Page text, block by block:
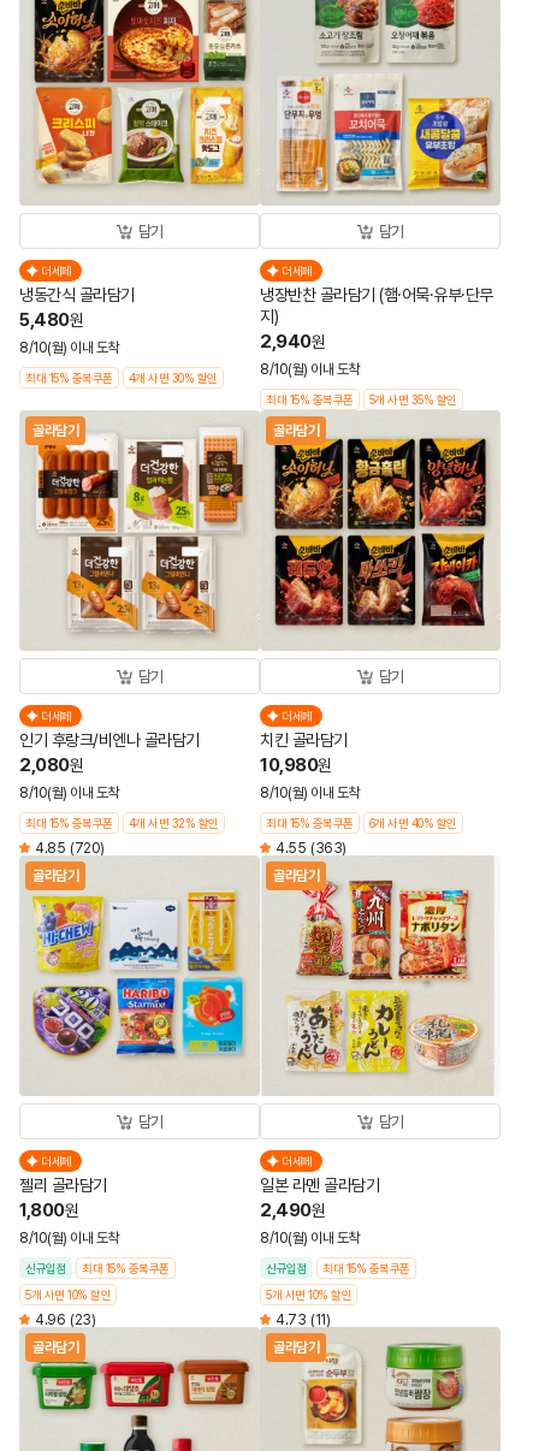
담기
더세페
냉동간식 골라담기
5,480원
8/10(월) 이내 도착
최대 15% 중복쿠폰 4개 사면 30% 할인
담기
더세페
냉장반찬 골라담기 (햄·어묵·유부·단무
지)
2,940원
8/10(월) 이내 도착
최대 15% 중복쿠폰 5개 사면 35% 할인
골라담기
담기
더세페
인기 후랑크/비엔나 골라담기
2,080원
8/10(월) 이내 도착
최대 15% 중복쿠폰 4개 사면 32% 할인
4.85 (720)
골라담기
담기
더세페
치킨 골라담기
10,980원
8/10(월) 이내 도착
최대 15% 중복쿠폰 6개 사면 40% 할인
4.55 (363)
골라담기
담기
더세페
젤리 골라담기
1,800원
8/10(월) 이내 도착
신규입점
최대 15% 중복쿠폰
5개 사면 10% 할인
4.96 (23)
골라담기
담기
더세페
일본 라멘 골라담기
2,490원
8/10(월) 이내 도착
신규입점
최대 15% 중복쿠폰
5개 사면 10% 할인
4.73 (11)
골라담기
골라담기